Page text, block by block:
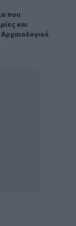
και
που κουβαλούν
που
και